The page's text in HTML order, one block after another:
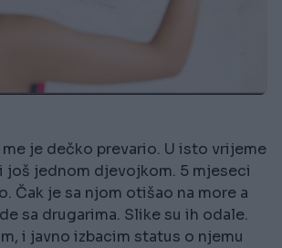
me je dečko prevario. U isto vrijeme
još jednom djevojkom. 5 mjeseci
Čak je sa njom otišao na more a
sa drugarima. Slike su ih odale.
i javno izbacim status o njemu